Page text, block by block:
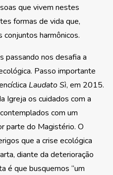
que vivem nestes
formas de vida que,
harmônicos.
passando nos desafia a
Passo importante
Laudato Sì, em 2015.
Igreja os cuidados com a
com um
parte do Magistério. O
que a crise ecológica
diante da deterioração
é que busquemos “um